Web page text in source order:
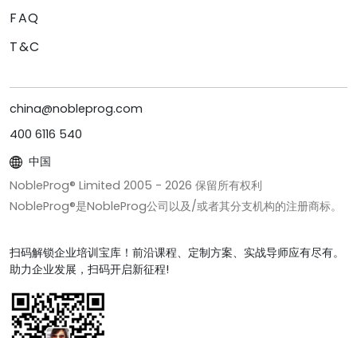
FAQ
T&C
china@nobleprog.com
400 6116 540
中国
NobleProg® Limited 2005 - 2026 保留所有权利
NobleProg®是NobleProg公司以及/或者其分支机构的注册商标。
扫码解锁企业培训宝库！前沿课程、定制方案、实战导师应有尽有。
助力企业发展，扫码开启新征程!